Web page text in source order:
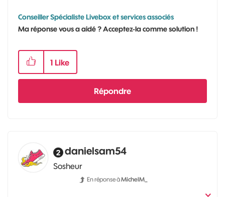
Conseiller Spécialiste Livebox et services associés
Ma réponse vous a aidé ? Acceptez-la comme solution !
1 Like
Répondre
danielsam54
Sosheur
En réponse àMichelM_